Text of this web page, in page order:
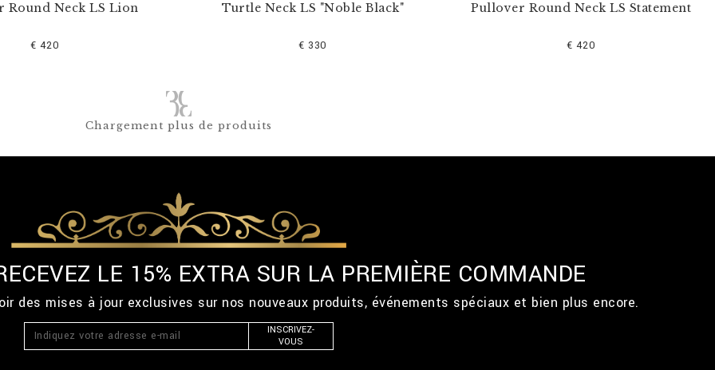
Round Neck LS Lion
€ 420
Turtle Neck LS "Noble Black"
€ 330
Pullover Round Neck LS Statement
€ 420
Chargement plus de produits
LE 15% EXTRA SUR LA PREMIÈRE COMMANDE
des mises à jour exclusives sur nos nouveaux produits, événements spéciaux et bien plus encore.
INSCRIVEZ-
VOUS